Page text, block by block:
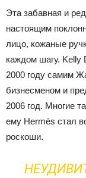
Эта забавная и
настоящим
лицо, кожаные
каждом шагу. Kelly
2000 году самим
бизнесменом и
2006 год. Многие
ему Hermès стал
роскоши.